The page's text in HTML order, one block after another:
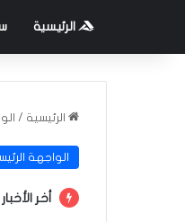
الرئيسية
الرئيسية /
الواجهة
أخر الأخبار